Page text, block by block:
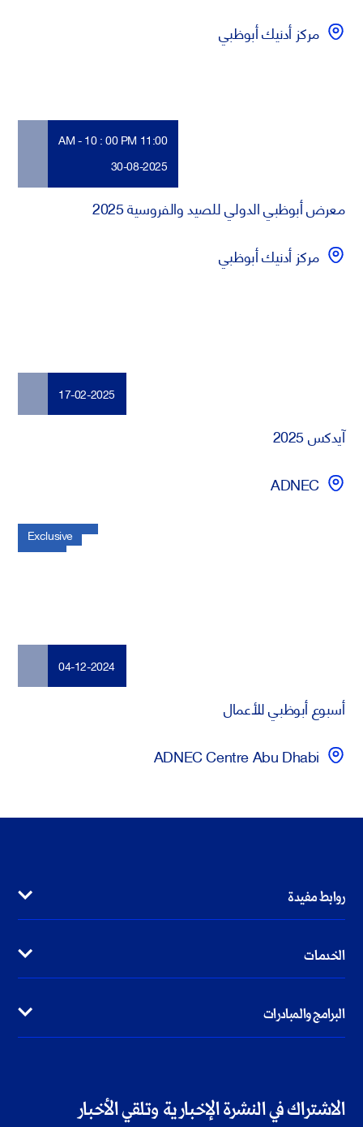
مركز أدنيك أبوظبي
11:00 AM - 10 : 00 PM
30-08-2025
معرض أبوظبي الدولي للصيد والفروسية 2025
مركز أدنيك أبوظبي
17-02-2025
آيدكس 2025
ADNEC
Exclusive
04-12-2024
أسبوع أبوظبي للأعمال
ADNEC Centre Abu Dhabi
روابط مفيدة
الخدمات
البرامج والمبادرات
الاشتراك في النشرة الإخبارية وتلقي الأخبار